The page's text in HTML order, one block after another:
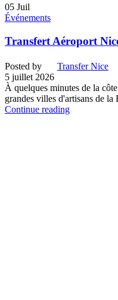
05 Juil
Événements
Transfert Aéroport
Posted by
Transfer Nice
5 juillet 2026
À quelques minutes de la
grandes villes d'artisans de
Continue reading